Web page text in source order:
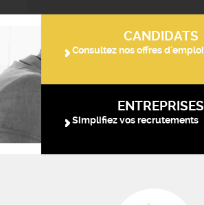
CANDIDATS
Consultez nos offres d'emploi
ENTREPRISES
Simplifiez vos recrutements